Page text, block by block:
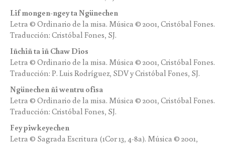
Lif mongen-ngey ta Ngünechen
Letra © Ordinario de la misa. Música © 2001, Cristóbal Fones.
Traducción: Cristóbal Fones, SJ.
Iñchiñ ta iñ Chaw Dios
Letra © Ordinario de la misa. Música © 2001, Cristóbal Fones.
Traducción: P. Luis Rodríguez, SDV y Cristóbal Fones, SJ.
Ngünechen ñi wentru ofisa
Letra © Ordinario de la misa. Música © 2001, Cristóbal Fones.
Traducción: Cristóbal Fones, SJ.
Fey piwkeyechen
Letra © Sagrada Escritura (1Cor 13, 4-8a). Música © 2001,